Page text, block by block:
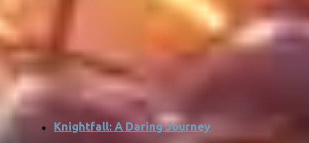
Knightfall: A Daring Journey